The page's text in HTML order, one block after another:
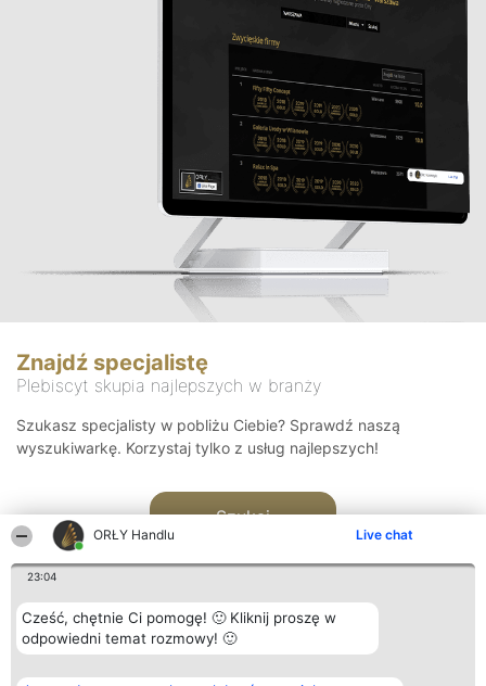
ORŁY Handlu Live chat
23:04
Cześć, chętnie Ci pomogę! 🙂 Kliknij proszę w
odpowiedni temat rozmowy! 🙂
Znajdź specjalistę
Plebiscyt skupia najlepszych w branży
Szukasz specjalisty w pobliżu Ciebie? Sprawdź naszą
wyszukiwarkę. Korzystaj tylko z usług najlepszych!
Szukaj
Organizator plebiscytu Plebiscyt Kontakt